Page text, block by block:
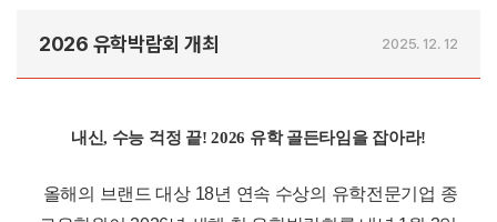
2026 유학박람회 개최 2025. 12. 12